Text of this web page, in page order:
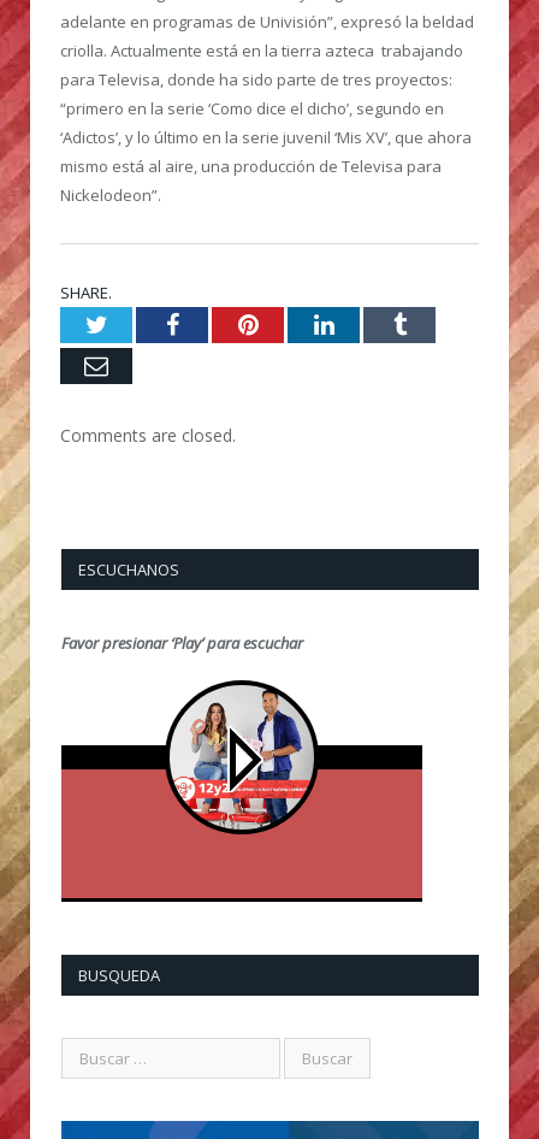
adelante en programas de Univisión”, expresó la beldad
criolla. Actualmente está en la tierra azteca trabajando
para Televisa, donde ha sido parte de tres proyectos:
“primero en la serie ‘Como dice el dicho’, segundo en
‘Adictos’, y lo último en la serie juvenil ‘Mis XV’, que ahora
mismo está al aire, una producción de Televisa para
Nickelodeon”.
SHARE.
TwitterFacebookPinterestLinkedInTumblr
Email
Comments are closed.
ESCUCHANOS
Favor presionar ‘Play’ para escuchar
BUSQUEDA